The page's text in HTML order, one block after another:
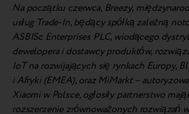
Na początku czerwca, Breezy,
usług Trade-In, będący spółką zależną
ASBISc Enterprises PLC, wiodącego
dewelopera i dostawcy produktów,
IoT na rozwijających się rynkach Europy,
i Afryki (EMEA), oraz MiMarkt –
Xiaomi w Polsce, ogłosiły partnerstwo
rozszerzenie zrównoważonych rozwiązań